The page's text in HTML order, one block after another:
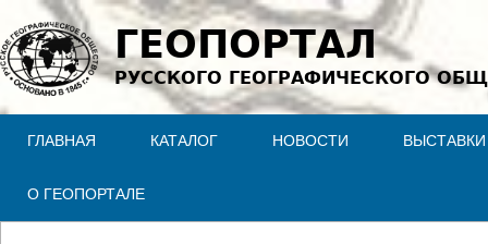
Jump to navigation
ГЕОПОРТАЛ
РУССКОГО ГЕОГРАФИЧЕСКОГО
ГЛАВНАЯ КАТАЛОГ НОВОСТИ ВЫСТАВКИ
О ГЕОПОРТАЛЕ